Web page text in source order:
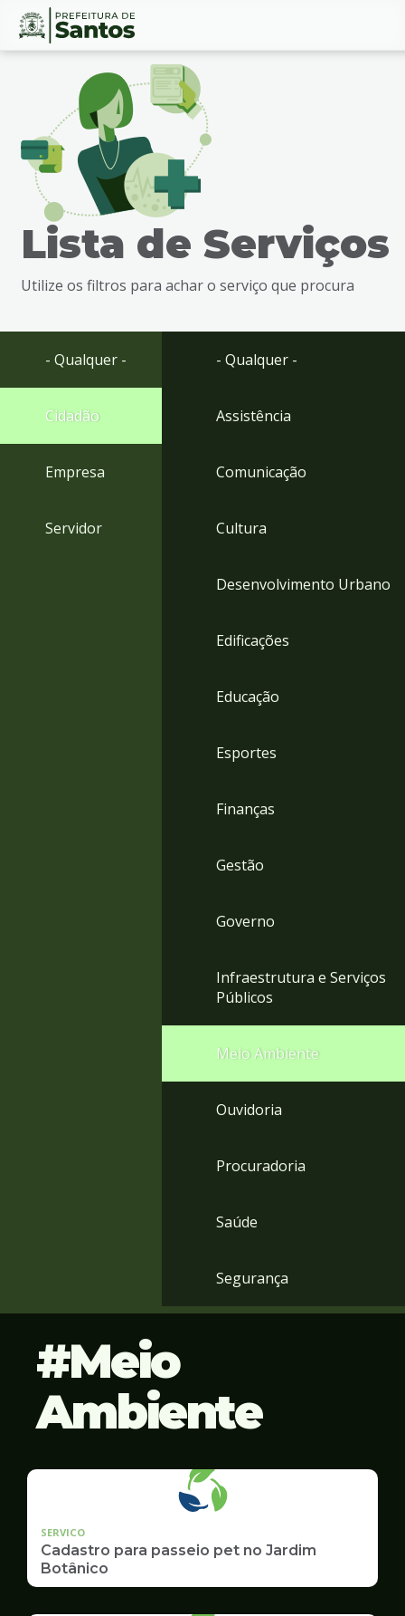
Ir
busca
Ir
rodapé
Conteúdo
Lista de Serviços
Utilize os filtros para achar o serviço que procura
- Qualquer -
Cidadão
Empresa
Servidor
- Qualquer -
Assistência
Comunicação
Cultura
Desenvolvimento Urbano
Edificações
Educação
Esportes
Finanças
Gestão
Governo
Infraestrutura e Serviços
Públicos
Meio Ambiente
Ouvidoria
Procuradoria
Saúde
Segurança
Meio
Ambiente
SERVICO
Cadastro para passeio pet no Jardim
Botânico